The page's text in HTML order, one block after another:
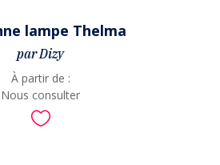
lampe Thelma
par Dizy
À partir de :
Nous consulter
